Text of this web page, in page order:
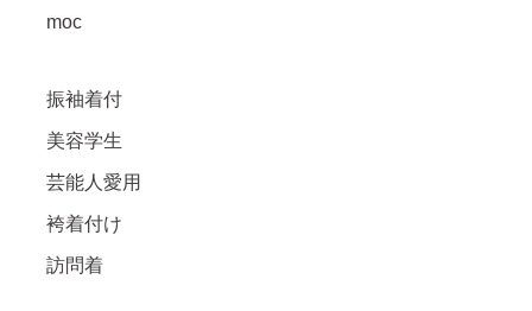
moc
振袖着付
美容学生
芸能人愛用
袴着付け
訪問着